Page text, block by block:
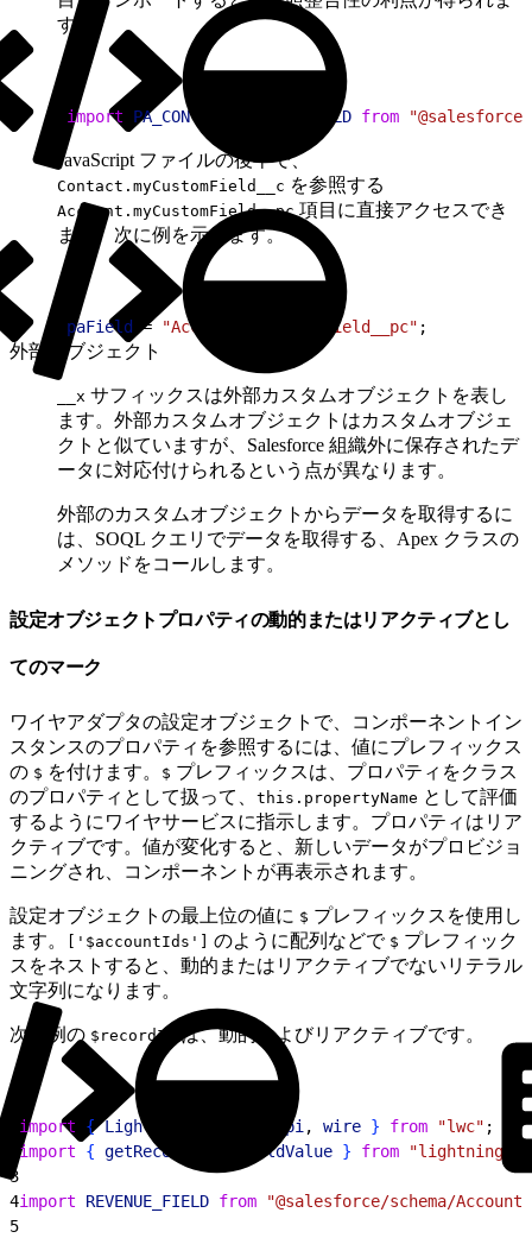
す。
import PA_CONTACT_CUSTOM_FIELD from "@salesforce/
JavaScript ファイルの後半で、
Contact.myCustomField__c を参照する
Account.myCustomField__pc項目に直接アクセスでき
ます。次に例を示します。
paField = "Account.myCustomField__pc" ;
外部オブジェクト
__x サフィックスは外部カスタムオブジェクトを表し
ます。外部カスタムオブジェクトはカスタムオブジェ
クトと似ていますが、Salesforce 組織外に保存されたデ
ータに対応付けられるという点が異なります。
外部のカスタムオブジェクトからデータを取得するに
は、SOQL クエリでデータを取得する、Apex クラスの
メソッドをコールします。
設定オブジェクトプロパティの動的またはリアクティブとし
てのマーク
ワイヤアダプタの設定オブジェクトで、コンポーネントイン
スタンスのプロパティを参照するには、値にプレフィックス
の $ を付けます。 $ プレフィックスは、プロパティをクラス
のプロパティとして扱って、 this.propertyName として評価
するようにワイヤサービスに指示します。プロパティはリア
クティブです。値が変化すると、新しいデータがプロビジョ
ニングされ、コンポーネントが再表示されます。
設定オブジェクトの最上位の値に $ プレフィックスを使用し
ます。
['$accountIds'] のように配列などで $ プレフィック
スをネストすると、動的またはリアクティブでないリテラル
文字列になります。
次の例の $recordId は、動的およびリアクティブです。
import { LightningElement api , wire } from "lwc" ;
import { getRecord getFieldValue } from "lightning/
3
4import REVENUE_FIELD from "@salesforce/schema/
5